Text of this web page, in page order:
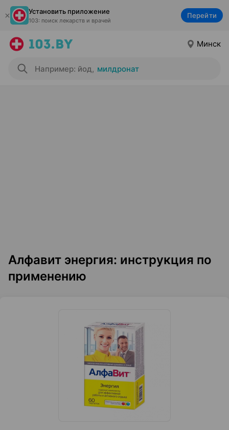
Установить приложение
103: поиск лекарств и врачей
Перейти
Минск
Например: йод, милдронат
Алфавит энергия: инструкция по
применению